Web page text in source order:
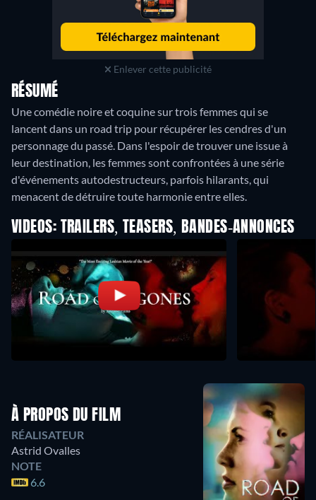
Enlever cette publicité
RÉSUMÉ
Une comédie noire et coquine sur trois femmes qui se
lancent dans un road trip pour récupérer les cendres d'un
personnage du passé. Dans l'espoir de trouver une issue à
leur destination, les femmes sont confrontées à une série
d'événements autodestructeurs, parfois hilarants, qui
menacent de détruire toute harmonie entre elles.
VIDEOS: TRAILERS, TEASERS, BANDES-ANNONCES
À PROPOS DU FILM
RÉALISATEUR
Astrid Ovalles
NOTE
6.6